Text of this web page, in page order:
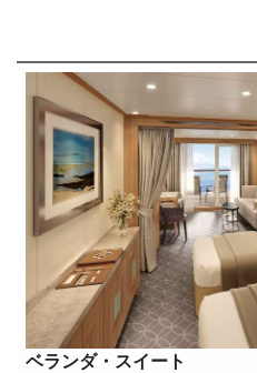
ベランダ・スイート